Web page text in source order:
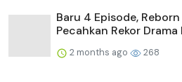
Baru 4 Episode,
Pecahkan Rekor Drama
2 months ago 268